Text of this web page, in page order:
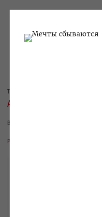
ТЕКУЩИЕ
АЛЕКСЕЙ КАЛЛИМА
ВСЕ НА ПРОДАЖУ
РАБОТЫ